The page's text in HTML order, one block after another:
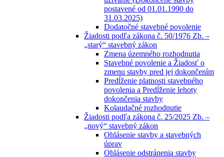
postavené od 01.01.1990 do
31.03.2025)
Dodatočné stavebné povolenie
Žiadosti podľa zákona č. 50/1976 Zb. –
„starý“ stavebný zákon
Zmena územného rozhodnutia
Stavebné povolenie a Žiadosť o
zmenu stavby pred jej dokončením
Predĺženie platnosti stavebného
povolenia a Predĺženie lehoty
dokončenia stavby
Kolaudačné rozhodnutie
Žiadosti podľa zákona č. 25/2025 Zb. –
„nový“ stavebný zákon
Ohlásenie stavby a stavebných
úprav
Ohlásenie odstránenia stavby